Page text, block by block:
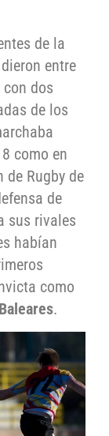
de la
entre
con dos
de los
como en
de Rugby de
de
sus rivales
habían
como
Baleares.